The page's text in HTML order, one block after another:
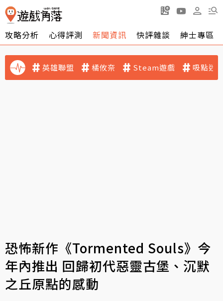
攻略分析 心得評測 新聞資訊 快評雜談 紳士專區
英雄聯盟 橘攸奈 Steam遊戲 吸點迷
恐怖新作《Tormented Souls》今
年內推出 回歸初代惡靈古堡、沉默
之丘原點的感動